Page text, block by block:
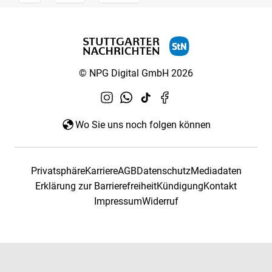
© NPG Digital GmbH 2026
Wo Sie uns noch folgen können
PrivatsphäreKarriereAGBDatenschutzMediadaten
Erklärung zur BarrierefreiheitKündigungKontakt
ImpressumWiderruf